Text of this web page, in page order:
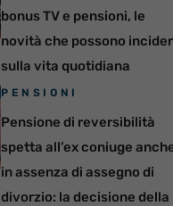
bonus TV e pensioni, le
novità che possono
sulla vita quotidiana
PENSIONI
Pensione di reversibilità
spetta all’ex coniuge
in assenza di assegno di
divorzio: la decisione della